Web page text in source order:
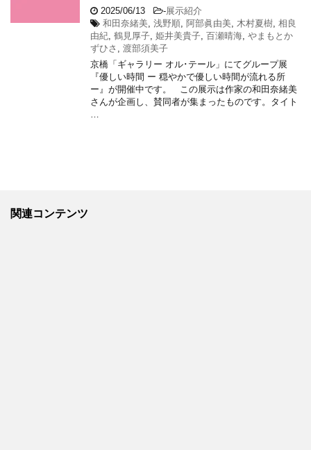
2025/06/13 -展示紹介
和田奈緒美 浅野順 阿部眞由美 木村夏樹 相良
由紀 鶴見厚子 姫井美貴子 百瀬晴海 やまもとか
ずひさ
渡部須美子
京橋「ギャラリー オル･テール」にてグループ展
『優しい時間 ー 穏やかで優しい時間が流れる所
ー』が開催中です。 この展示は作家の和田奈緒美
さんが企画し、賛同者が集まったものです。タイト
関連コンテンツ